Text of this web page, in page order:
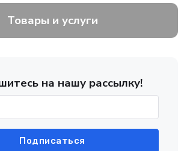
Товары и услуги
на нашу рассылку!
Подписаться